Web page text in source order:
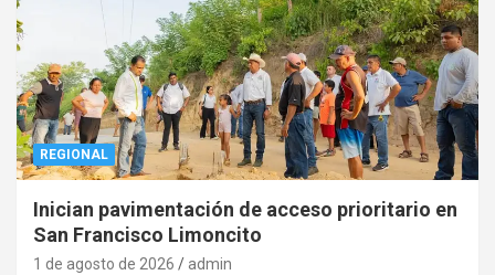
REGIONAL
Inician pavimentación de acceso prioritario en
San Francisco Limoncito
1 de agosto de 2026 admin